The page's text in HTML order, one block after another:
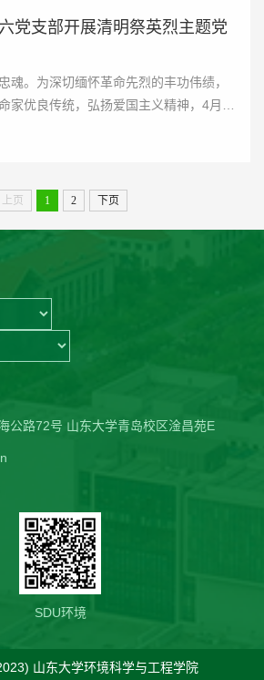
党支部开展清明祭英烈主题党
魂。为深切缅怀革命先烈的丰功伟绩，
家优良传统，弘扬爱国主义精神，4月4
院硕士研究生第六党支部赴青岛市革命
上页 1 2 下页
公路72号 山东大学青岛校区淦昌苑E
SDU环境
山东大学环境科学与工程学院